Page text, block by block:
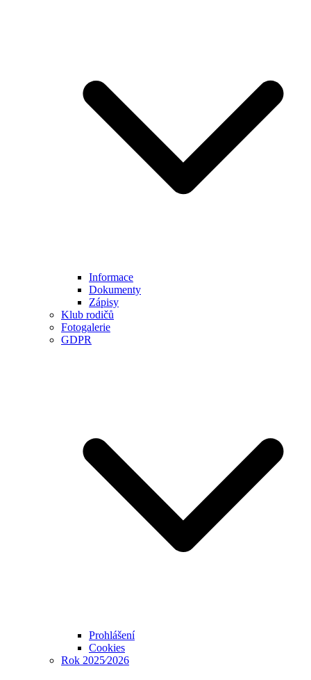
Informace
Dokumenty
Zápisy
Klub rodičů
Fotogalerie
GDPR
Prohlášení
Cookies
Rok 2025⁄2026